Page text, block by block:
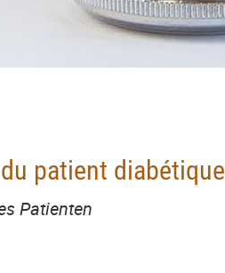
patient diabétique
Patienten